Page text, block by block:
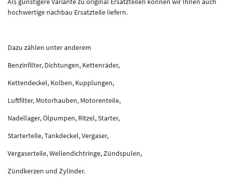
hochwertige nachbau Ersatzteile liefern.
Dazu zählen unter anderem
Benzinfilter, Dichtungen, Kettenräder,
Kettendeckel, Kolben, Kupplungen,
Luftfilter, Motorhauben, Motorenteile,
Nadellager, Ölpumpen, Ritzel, Starter,
Starterteile, Tankdeckel, Vergaser,
Vergaserteile, Wellendichtringe, Zündspulen,
Zündkerzen und Zylinder.